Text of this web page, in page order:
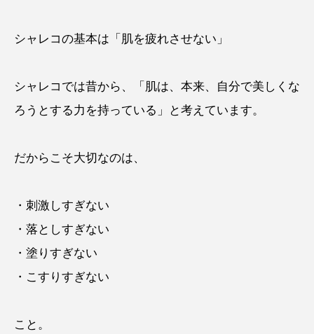
シャレコの基本は「肌を疲れさせない」
シャレコでは昔から、「肌は、本来、自分で美しくな
ろうとする力を持っている」と考えています。
だからこそ大切なのは、
・刺激しすぎない
・落としすぎない
・塗りすぎない
・こすりすぎない
こと。